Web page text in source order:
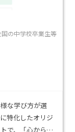
の中学校卒業生等
な学び方が選
特化したオリジ
で、「心から通